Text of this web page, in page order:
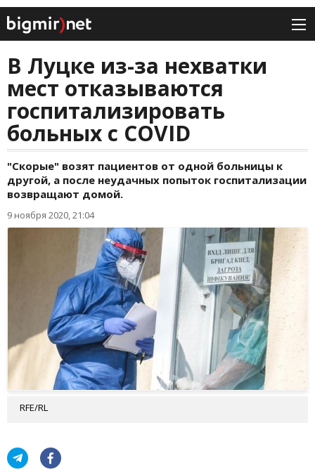
В Луцке из-за нехватки
мест отказываются
госпитализировать
больных с COVID
"Скорые" возят пациентов от одной больницы к
другой, а после неудачных попыток госпитализации
возвращают домой.
9 ноября 2020, 21:04
RFE/RL